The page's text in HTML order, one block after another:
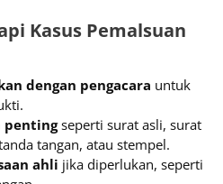
Kasus Pemalsuan
dengan pengacara untuk
pentingseperti surat asli, surat
tangan, atau stempel.
ahli jika diperlukan, seperti